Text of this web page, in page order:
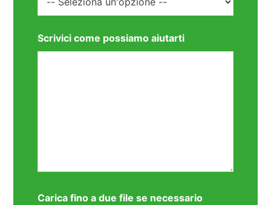
Scrivici come possiamo aiutarti
Carica fino a due file se necessario